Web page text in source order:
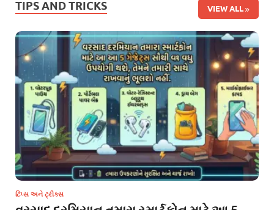
TIPS AND TRICKS VIEW ALL
ટિપ્સ અને ટ્રીક્સ